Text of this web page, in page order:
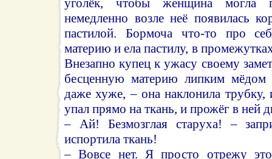
немедленно возле неё появилась
пастилой. Бормоча что-то про
материю и ела пастилу, в
Внезапно купец к ужасу своему
бесценную материю липким мёдом
даже хуже, – она наклонила трубку,
упал прямо на ткань, и прожёг в ней
– Ай! Безмозглая старуха! –
испортила ткань!
– Вовсе нет. Я просто отрежу